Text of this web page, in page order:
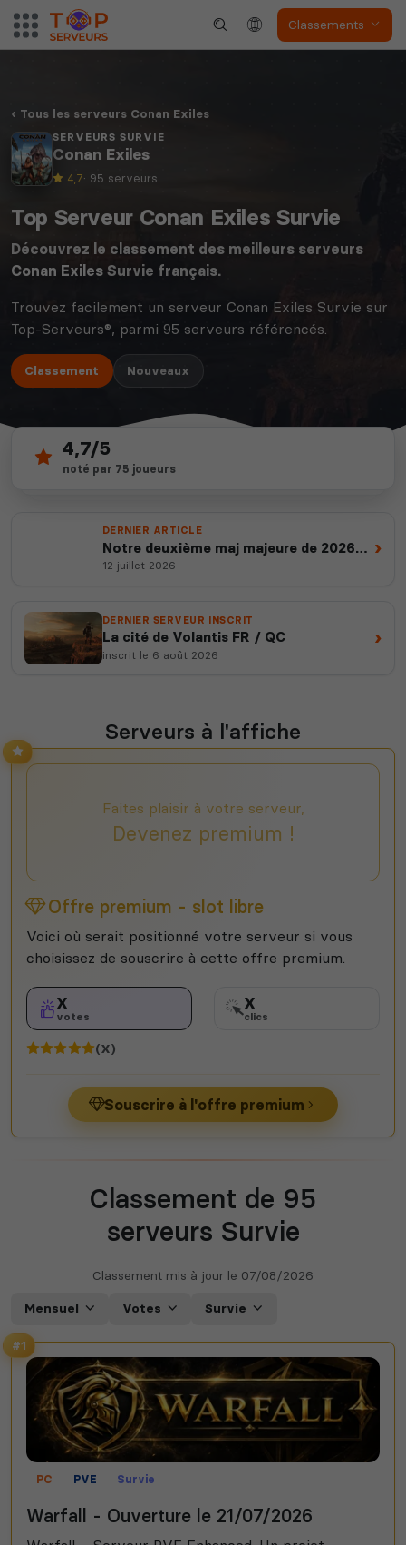
Classements
Tous les serveurs Conan Exiles
SERVEURS SURVIE
Conan Exiles
4,7· 95 serveurs
Top Serveur Conan Exiles Survie
Découvrez le classement des meilleurs serveurs
Conan Exiles Survie français.
Trouvez facilement un serveur Conan Exiles Survie sur
Top-Serveurs®, parmi 95 serveurs référencés.
Classement Nouveaux
95
serveurs actifs
depuis 2012
4,7/5
noté par 75 joueurs
DERNIER ARTICLE
Notre deuxième maj majeure de 2026
est en ligne
12 juillet 2026
›
DERNIER SERVEUR INSCRIT
La cité de Volantis FR / QC
inscrit le 6 août 2026
›
Serveurs à l'affiche
Faites plaisir à votre serveur,
Devenez premium !
Offre premium - slot libre
Voici où serait positionné votre serveur si vous
choisissez de souscrire à cette offre premium.
X
votes
X
clics
(X)
Souscrire à l'offre premium
Classement de 95
serveurs Survie
Classement mis à jour le 07/08/2026
Mensuel Votes Survie
#1
PC PVE Survie
Warfall - Ouverture le 21/07/2026